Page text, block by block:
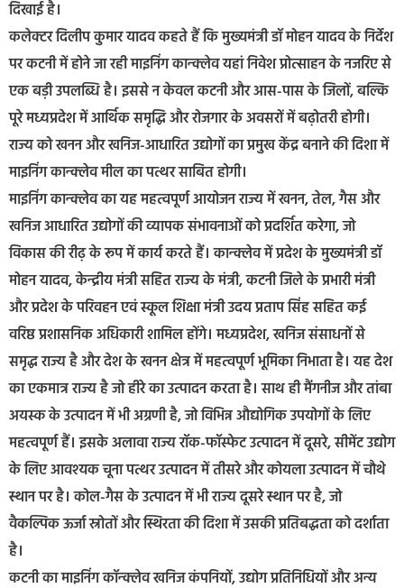
दिखाई है।
कलेक्टर दिलीप कुमार यादव कहते हैं कि मुख्यमंत्री डॉ मोहन यादव के निर्देश
पर कटनी में होने जा रही माइनिंग कान्क्लेव यहां निवेश प्रोत्साहन के नजरिए से
एक बड़ी उपलब्धि है। इससे न केवल कटनी और आस-पास के जिलों, बल्कि
पूरे मध्यप्रदेश में आर्थिक समृद्धि और रोजगार के अवसरों में बढ़ोतरी होगी।
राज्य को खनन और खनिज-आधारित उद्योगों का प्रमुख केंद्र बनाने की दिशा में
माइनिंग कान्क्लेव मील का पत्थर साबित होगी।
माइनिंग कान्क्लेव का यह महत्वपूर्ण आयोजन राज्य में खनन, तेल, गैस और
खनिज आधारित उद्योगों की व्यापक संभावनाओं को प्रदर्शित करेगा, जो
विकास की रीढ़ के रूप में कार्य करते हैं। कान्क्लेव में प्रदेश के मुख्यमंत्री डॉ
मोहन यादव, केन्द्रीय मंत्री सहित राज्य के मंत्री, कटनी जिले के प्रभारी मंत्री
और प्रदेश के परिवहन एवं स्कूल शिक्षा मंत्री उदय प्रताप सिंह सहित कई
वरिष्ठ प्रशासनिक अधिकारी शामिल होंगे। मध्यप्रदेश, खनिज संसाधनों से
समृद्ध राज्य है और देश के खनन क्षेत्र में महत्वपूर्ण भूमिका निभाता है। यह देश
का एकमात्र राज्य है जो हीरे का उत्पादन करता है। साथ ही मैंगनीज और तांबा
अयस्क के उत्पादन में भी अग्रणी है, जो विभिन्न औद्योगिक उपयोगों के लिए
महत्वपूर्ण हैं। इसके अलावा राज्य रॉक-फॉस्फेट उत्पादन में दूसरे, सीमेंट उद्योग
के लिए आवश्यक चूना पत्थर उत्पादन में तीसरे और कोयला उत्पादन में चौथे
स्थान पर है। कोल-गैस के उत्पादन में भी राज्य दूसरे स्थान पर है, जो
वैकल्पिक ऊर्जा स्रोतों और स्थिरता की दिशा में उसकी प्रतिबद्धता को दर्शाता
है।
कटनी का माइनिंग कॉन्क्लेव खनिज कंपनियों, उद्योग प्रतिनिधियों और अन्य